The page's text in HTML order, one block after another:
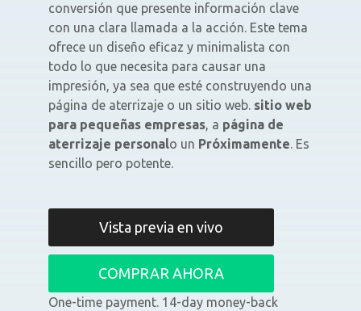
conversión que presente información clave
con una clara llamada a la acción. Este tema
ofrece un diseño eficaz y minimalista con
todo lo que necesita para causar una
impresión, ya sea que esté construyendo una
página de aterrizaje o un sitio web. sitio web
para pequeñas empresas, a página de
aterrizaje personalo un Próximamente. Es
sencillo pero potente.
Vista previa en vivo
COMPRAR AHORA
One-time payment. 14-day money-back